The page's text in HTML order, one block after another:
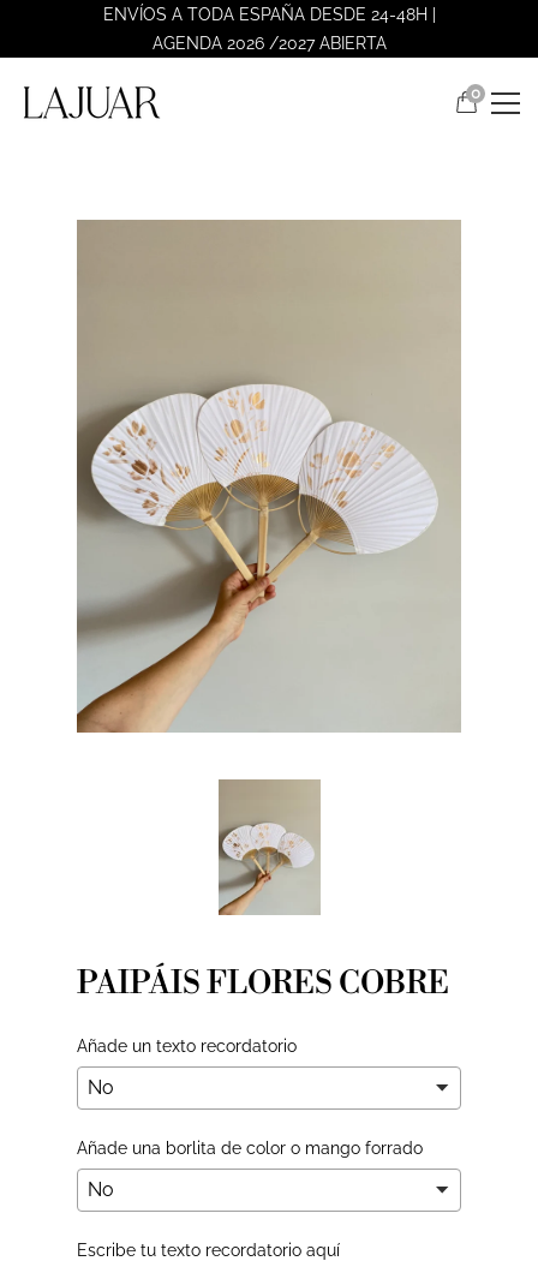
ENVÍOS A TODA ESPAÑA DESDE 24-48H |
AGENDA 2026 /2027 ABIERTA
0
PAIPÁIS FLORES COBRE
Añade un texto recordatorio
Añade una borlita de color o mango forrado
Escribe tu texto recordatorio aquí